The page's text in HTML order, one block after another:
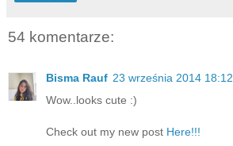
54 komentarze:
Bisma Rauf 23 września 2014 18:12
Wow..looks cute :)
Check out my new post Here!!!